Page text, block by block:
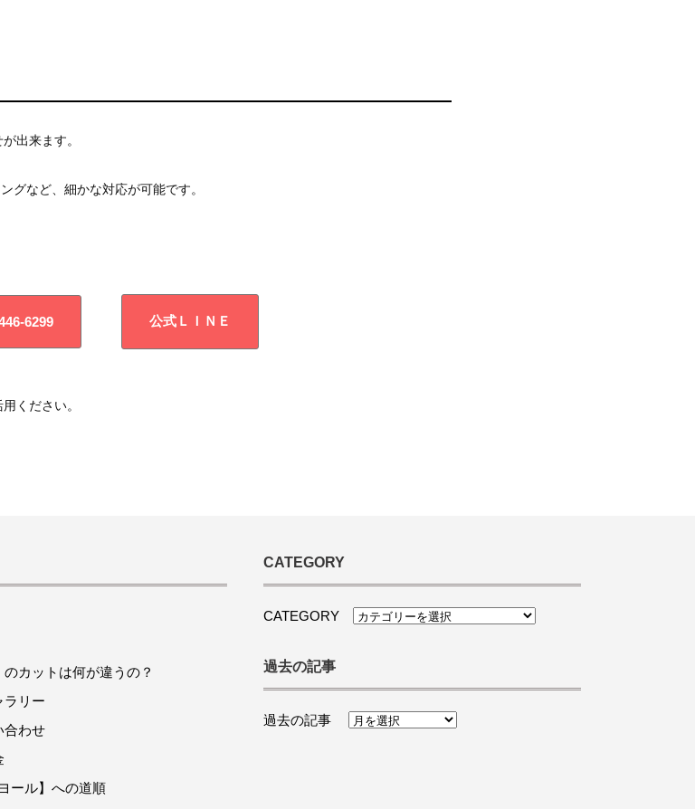
出来ます。
グなど、細かな対応が可能です。
6299 公式ＬＩＮＥ
ください。
カットは何が違うの？
ラリー
合わせ
ール】への道順
CATEGORY
CATEGORY
過去の記事
過去の記事